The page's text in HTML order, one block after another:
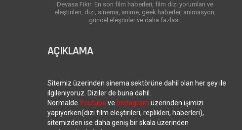
Devasa Fikir: En son film haberleri, film dizi yorumları ve
eleştirileri, dizi, sinema, anime, geek haberler, animasyon,
güncel eleştiriler ve daha fazlası.
AÇIKLAMA
Sitemiz üzerinden sinema sektörüne dahil olan her şey ile
ilgileniyoruz. Diziler de buna dahil.
Normalde Youtube ve İnstagram üzerinden işimizi
yapıyorken(dizi film eleştirileri, replikleri, haberleri),
sitemizden ise daha geniş bir skala üzerinden